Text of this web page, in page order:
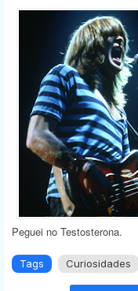
Peguei no Testosterona.
Tags Curiosidades